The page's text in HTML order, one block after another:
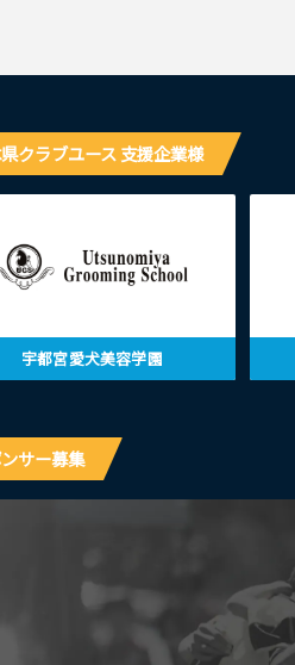
クラブユース 支援企業様
宇都宮愛犬美容学園
サー募集